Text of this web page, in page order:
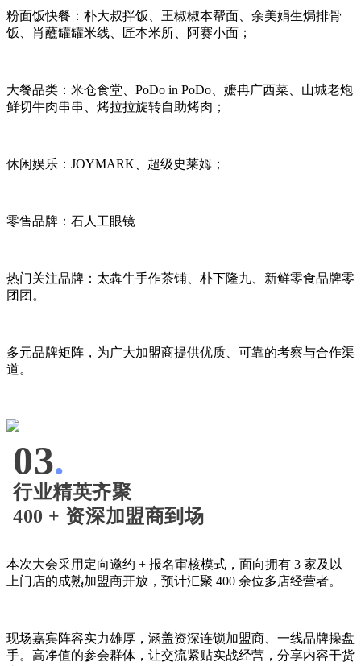
粉面饭快餐：朴大叔拌饭、王椒椒本帮面、余美娟生焗排骨
饭、肖蘸罐罐米线、匠本米所、阿赛小面；
大餐品类：米仓食堂、 PoDo in PoDo 、嬷冉广西菜、山城老炮
鲜切牛肉串串、 烤拉拉旋转自助烤肉 ；
休闲娱乐：JOYMARK、超级史莱姆；
零售品牌： 石人工眼镜
热门关注品牌：太犇牛手作茶铺、朴下隆九、新鲜零食品牌零
团团。
多元品牌矩阵，为广大加盟商提供优质、可靠的考察与合作渠
道。
03.
行业精英齐聚
400 + 资深加盟商到场
本次大会采用定向邀约 + 报名审核模式，面向拥有 3 家及以
上门店的成熟加盟商开放，预计汇聚 400 余位多店经营者。
现场嘉宾阵容实力雄厚，涵盖资深连锁加盟商、一线品牌操盘
手。高净值的参会群体，让交流紧贴实战经营，分享内容干货